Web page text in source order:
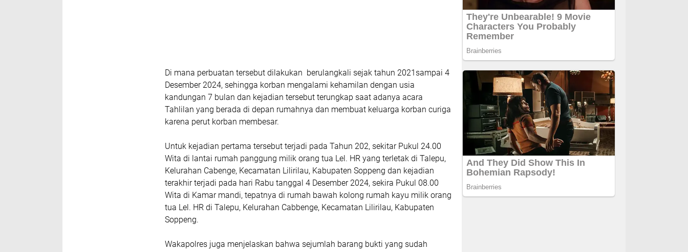
Di mana perbuatan tersebut dilakukan berulangkali sejak tahun 2021sampai 4
Desember 2024, sehingga korban mengalami kehamilan dengan usia
kandungan 7 bulan dan kejadian tersebut terungkap saat adanya acara
Tahlilan yang berada di depan rumahnya dan membuat keluarga korban curiga
karena perut korban membesar.
Untuk kejadian pertama tersebut terjadi pada Tahun 202, sekitar Pukul 24.00
Wita di lantai rumah panggung milik orang tua Lel. HR yang terletak di Talepu,
Kelurahan Cabenge, Kecamatan Lilirilau, Kabupaten Soppeng dan kejadian
terakhir terjadi pada hari Rabu tanggal 4 Desember 2024, sekira Pukul 08.00
Wita di Kamar mandi, tepatnya di rumah bawah kolong rumah kayu milik orang
tua Lel. HR di Talepu, Kelurahan Cabbenge, Kecamatan Lilirilau, Kabupaten
Soppeng.
Wakapolres juga menjelaskan bahwa sejumlah barang bukti yang sudah